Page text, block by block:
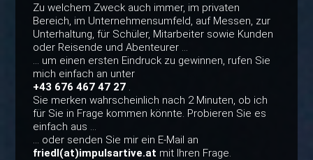
Zu welchem Zweck auch immer, im privaten
Bereich, im Unternehmensumfeld, auf Messen, zur
Unterhaltung, für Schüler, Mitarbeiter sowie Kunden
oder Reisende und Abenteurer ...
... um einen ersten Eindruck zu gewinnen, rufen Sie
mich einfach an unter
+43 676 467 47 27 .
Sie merken wahrscheinlich nach 2 Minuten, ob ich
für Sie in Frage kommen könnte. Probieren Sie es
einfach aus ...
... oder senden Sie mir ein E-Mail an
friedl(at)impulsartive.at mit Ihren Frage.